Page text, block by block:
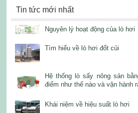
Tin tức mới nhất
Nguyên lý hoạt động của lò hơi
Tìm hiểu về lò hơi đốt củi
Hệ thống lò sấy nông sản
điểm như thế nào và vận hành
Khái niệm về hiệu suất lò hơi